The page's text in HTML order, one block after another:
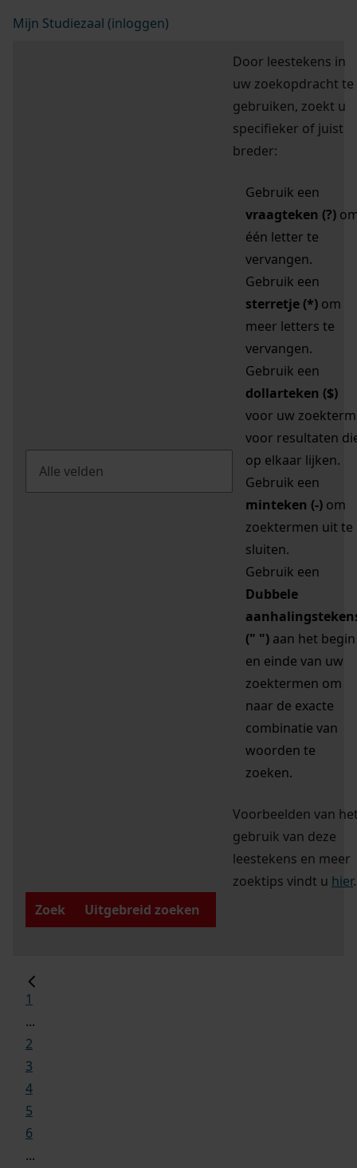
Mijn Studiezaal (inloggen)
Door leestekens in
uw zoekopdracht te
gebruiken, zoekt u
specifieker of juist
breder:
Gebruik een
vraagteken (?)
één letter te
vervangen.
Gebruik een
sterretje (*) om
meer letters te
vervangen.
Gebruik een
dollarteken ($)
voor uw zoekterm
voor resultaten
op elkaar lijken.
Gebruik een
minteken (-) om
zoektermen uit te
sluiten.
Gebruik een
Dubbele
(" ") aan het begin
en einde van uw
zoektermen om
naar de exacte
combinatie van
woorden te
zoeken.
Voorbeelden van
gebruik van deze
leestekens en meer
zoektips vindt u hier.
Zoek
Uitgebreid zoeken
1
...
2
3
4
5
6
...